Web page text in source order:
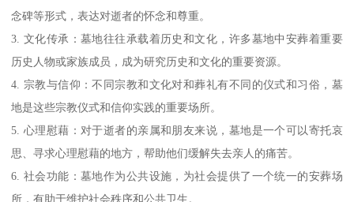
念碑等形式，表达对逝者的怀念和尊重。
3. 文化传承：墓地往往承载着历史和文化，许多墓地中安葬着重要
历史人物或家族成员，成为研究历史和文化的重要资源。
4. 宗教与信仰：不同宗教和文化对和葬礼有不同的仪式和习俗，墓
地是这些宗教仪式和信仰实践的重要场所。
5. 心理慰藉：对于逝者的亲属和朋友来说，墓地是一个可以寄托哀
思、寻求心理慰藉的地方，帮助他们缓解失去亲人的痛苦。
6. 社会功能：墓地作为公共设施，为社会提供了一个统一的安葬场
所，有助于维护社会秩序和公共卫生。